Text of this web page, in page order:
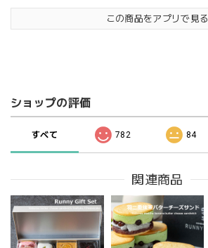
この商品をアプリで見る
ショップの評価
すべて 782 84
関連商品